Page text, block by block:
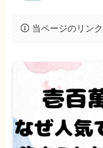
当ページのリン